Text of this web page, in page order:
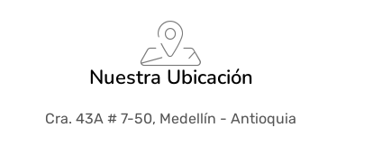
Nuestra Ubicación
Cra. 43A # 7-50, Medellín - Antioquia